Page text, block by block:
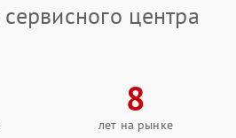
центра
8
лет на рынке